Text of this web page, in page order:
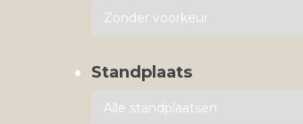
Standplaats